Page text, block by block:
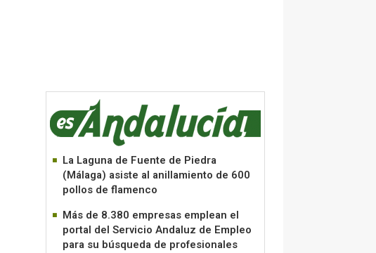
La Laguna de Fuente de Piedra
(Málaga) asiste al anillamiento de 600
pollos de flamenco
Más de 8.380 empresas emplean el
portal del Servicio Andaluz de Empleo
para su búsqueda de profesionales